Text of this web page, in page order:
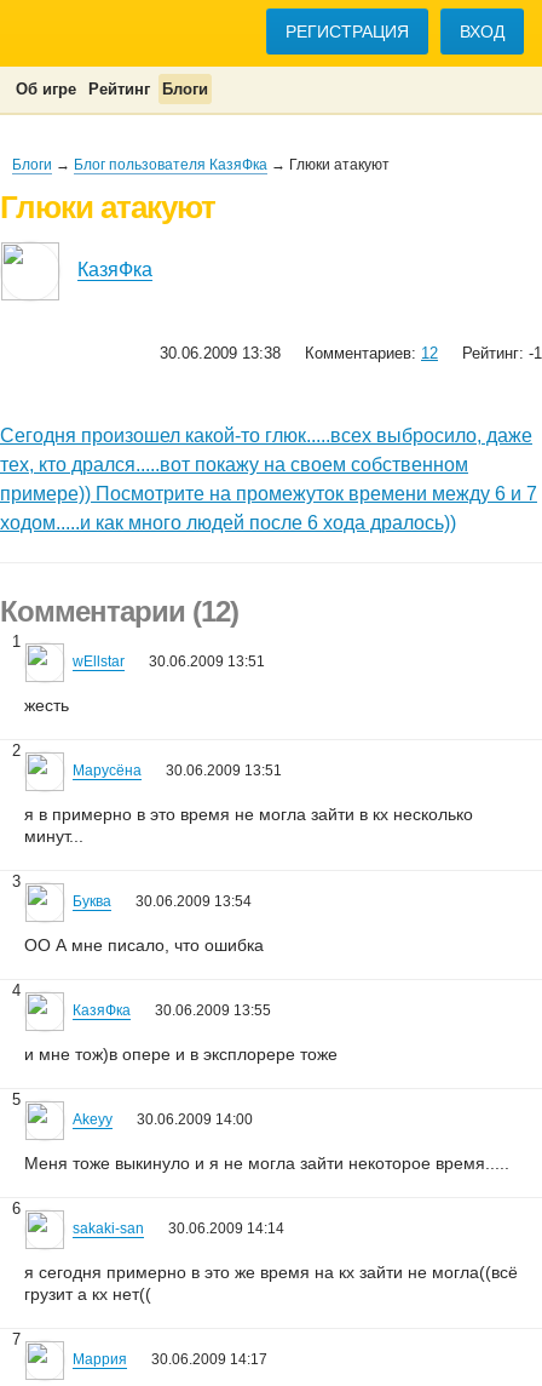
РЕГИСТРАЦИЯ ВХОД
Об игре Рейтинг Блоги
Блоги → Блог пользователя КазяФка → Глюки атакуют
Глюки атакуют
КазяФка
30.06.2009 13:38 Комментариев: 12 Рейтинг: -1
Сегодня произошел какой-то глюк.....всех выбросило, даже
тех, кто дрался.....вот покажу на своем собственном
примере)) Посмотрите на промежуток времени между 6 и 7
ходом.....и как много людей после 6 хода дралось))
Комментарии (12)
1
wEllstar 30.06.2009 13:51
жесть
2
Марусёна 30.06.2009 13:51
я в примерно в это время не могла зайти в кх несколько
минут...
3
Буква 30.06.2009 13:54
ОО А мне писало, что ошибка
4
КазяФка 30.06.2009 13:55
и мне тож)в опере и в эксплорере тоже
5
Akeyy 30.06.2009 14:00
Меня тоже выкинуло и я не могла зайти некоторое время.....
6
sakaki-san 30.06.2009 14:14
я сегодня примерно в это же время на кх зайти не могла((всё
грузит а кх нет((
7
Маррия 30.06.2009 14:17